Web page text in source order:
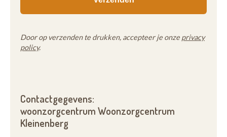
Door op verzenden te drukken, accepteer je onze privacy
policy.
Contactgegevens:
woonzorgcentrum Woonzorgcentrum
Kleinenberg